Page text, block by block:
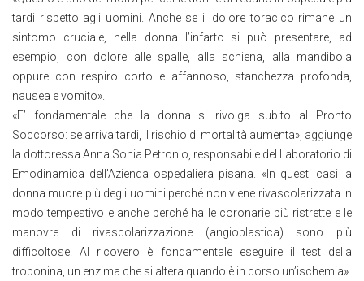
tardi rispetto agli uomini. Anche se il dolore toracico rimane un
sintomo cruciale, nella donna l’infarto si può presentare, ad
esempio, con dolore alle spalle, alla schiena, alla mandibola
oppure con respiro corto e affannoso, stanchezza profonda,
nausea e vomito».
«E’ fondamentale che la donna si rivolga subito al Pronto
Soccorso: se arriva tardi, il rischio di mortalità aumenta», aggiunge
la dottoressa Anna Sonia Petronio, responsabile del Laboratorio di
Emodinamica dell’Azienda ospedaliera pisana. «In questi casi la
donna muore più degli uomini perché non viene rivascolarizzata in
modo tempestivo e anche perché ha le coronarie più ristrette e le
manovre di rivascolarizzazione (angioplastica) sono più
difficoltose. Al ricovero è fondamentale eseguire il test della
troponina, un enzima che si altera quando è in corso un’ischemia».